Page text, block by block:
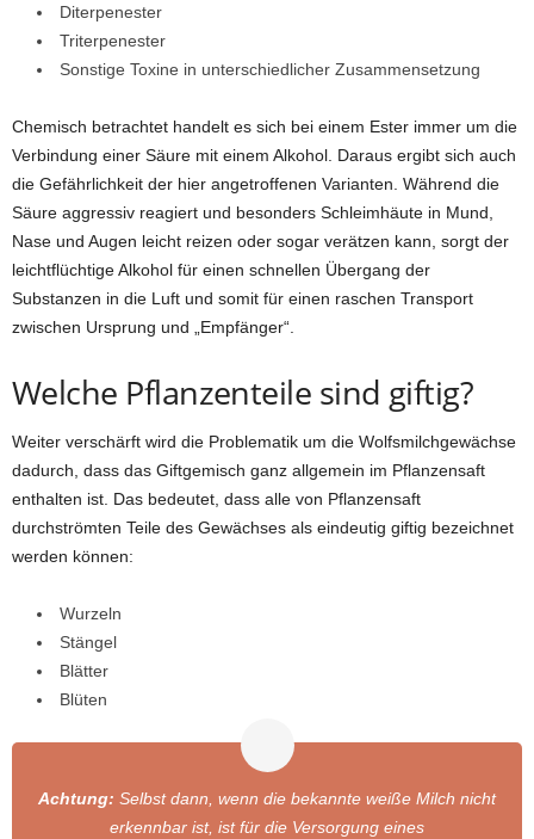
Diterpenester
Triterpenester
Sonstige Toxine in unterschiedlicher Zusammensetzung
Chemisch betrachtet handelt es sich bei einem Ester immer um die
Verbindung einer Säure mit einem Alkohol. Daraus ergibt sich auch
die Gefährlichkeit der hier angetroffenen Varianten. Während die
Säure aggressiv reagiert und besonders Schleimhäute in Mund,
Nase und Augen leicht reizen oder sogar verätzen kann, sorgt der
leichtflüchtige Alkohol für einen schnellen Übergang der
Substanzen in die Luft und somit für einen raschen Transport
zwischen Ursprung und „Empfänger“.
Welche Pflanzenteile sind giftig?
Weiter verschärft wird die Problematik um die Wolfsmilchgewächse
dadurch, dass das Giftgemisch ganz allgemein im Pflanzensaft
enthalten ist. Das bedeutet, dass alle von Pflanzensaft
durchströmten Teile des Gewächses als eindeutig giftig bezeichnet
werden können:
Wurzeln
Stängel
Blätter
Blüten
Achtung: Selbst dann, wenn die bekannte weiße Milch nicht
erkennbar ist, ist für die Versorgung eines